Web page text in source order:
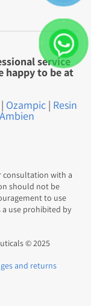
service
happy to be at
| Ozampic| Resin
Ambien
consultation with a
should not be
to use
use prohibited by
© 2025
and returns